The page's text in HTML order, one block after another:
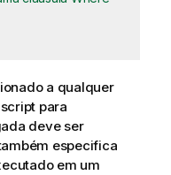
a qualquer
para
deve ser
especifica
em um